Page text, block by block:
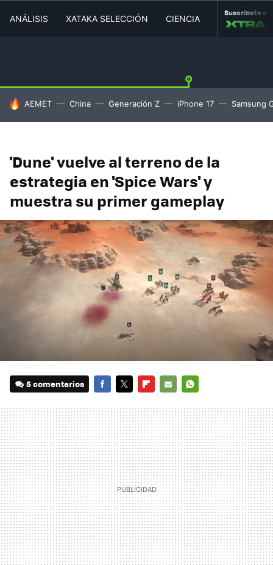
ANÁLISIS XATAKA SELECCIÓN CIENCIA MOVILIDAD
Suscríbete a
HOY SE HABLA DE
AEMET China Generación Z iPhone 17 Samsung
'Dune' vuelve al terreno de la
estrategia en 'Spice Wars' y
muestra su primer gameplay
5 comentarios
MAIL